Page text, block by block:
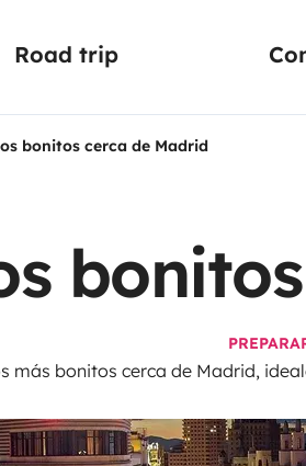
Road trip
bonitos cerca de Madrid
más bonitos cerca de Madrid,